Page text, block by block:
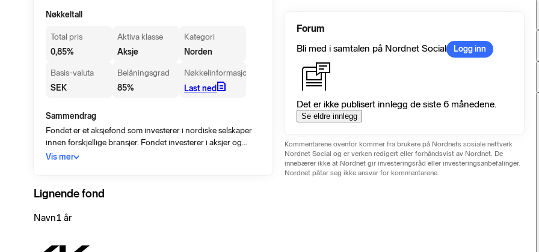
Nøkkeltall
Total pris
0,85%
Aktiva klasse
Aksje
Kategori
Norden
Basis-valuta
SEK
Belåningsgrad
85%
Nøkkelinformasjon
Last ned
Sammendrag
Fondet er et aksjefond som investerer i nordiske selskaper
innen forskjellige bransjer. Fondet investerer i aksjer og
aksjerelaterte omsettelige verdipapirer og kan investere
investeringsstrategi.
Vis mer
Lignende fond
Navn1 år
Forum
Bli med i samtalen på Nordnet Social
Logg inn
Det er ikke publisert innlegg de siste 6 månedene.
Se eldre innlegg
Kommentarene ovenfor kommer fra brukere på Nordnets sosiale nettverk
Nordnet Social og er verken redigert eller forhåndsvist av Nordnet. De
innebærer ikke at Nordnet gir investeringsråd eller investeringsanbefalinger.
Nordnet påtar seg ikke ansvar for kommentarene.